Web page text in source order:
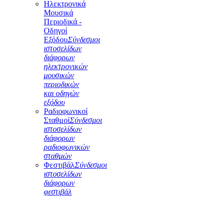
Ηλεκτρονικά
Μουσικά
Περιοδικά -
Οδηγοί
ΕξόδουΣύνδεσμοι
ιστοσελίδων
διάφορων
ηλεκτρονικών
μουσικών
περιοδικών
και οδηγών
εξόδου
Ραδιοφωνικοί
ΣταθμοίΣύνδεσμοι
ιστοσελίδων
διάφορων
ραδιοφωνικών
σταθμών
ΦεστιβάλΣύνδεσμοι
ιστοσελίδων
διάφορων
φεστιβάλ